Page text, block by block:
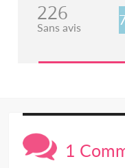
226
Sans avis
1